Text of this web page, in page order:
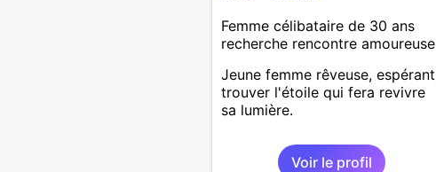
Femme célibataire de 30 ans
recherche rencontre amoureuse
Jeune femme rêveuse, espérant
trouver l'étoile qui fera revivre
sa lumière.
Voir le profil